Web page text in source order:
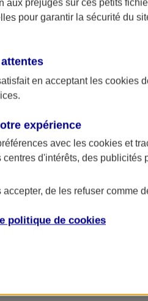
le menu principal
aux préjugés sur ces petits
pour garantir la sécurité du
en acceptant les cookies
expérience
avec les cookies et
centres d'intérêts, des
de les refuser comme
politique de cookies